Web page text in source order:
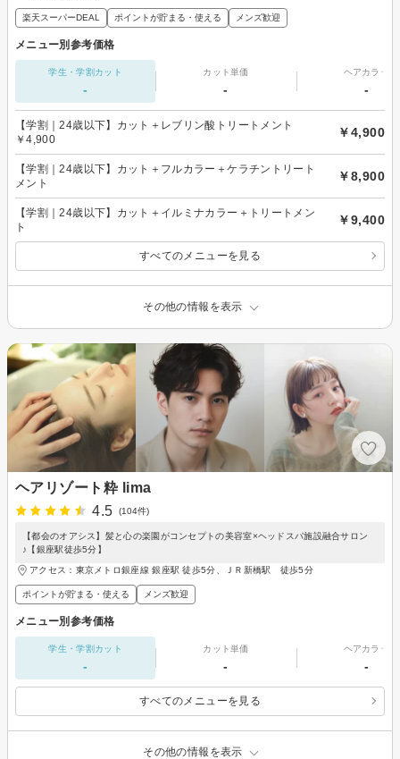
楽天スーパーDEAL ポイントが貯まる・使える メンズ歓迎
メニュー別参考価格
学生・学割カット
-
カット単価
-
ヘアカラー
-
【学割｜24歳以下】カット＋レブリン酸トリートメント
￥4,900
￥4,900
【学割｜24歳以下】カット＋フルカラー＋ケラチントリート
メント
￥8,900
【学割｜24歳以下】カット＋イルミナカラー＋トリートメン
ト
￥9,400
すべてのメニューを見る
その他の情報を表示
ヘアリゾート粋 lima
4.5
(104件)
【都会のオアシス】髪と心の楽園がコンセプトの美容室×ヘッドスパ施設融合サロン
♪【銀座駅徒歩5分】
アクセス：東京メトロ銀座線 銀座駅 徒歩5分、ＪＲ新橋駅 徒歩5分
ポイントが貯まる・使える メンズ歓迎
メニュー別参考価格
学生・学割カット
-
カット単価
-
ヘアカラー
-
すべてのメニューを見る
その他の情報を表示